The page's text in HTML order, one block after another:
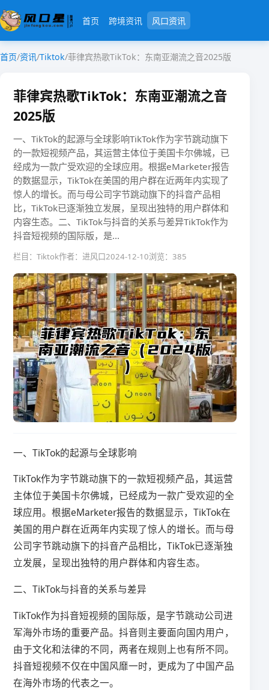
首页 跨境资讯 风口资讯
首页/资讯/Tiktok/菲律宾热歌TikTok：东南亚潮流之音2025版
菲律宾热歌TikTok：东南亚潮流之音
2025版
一、TikTok的起源与全球影响TikTok作为字节跳动旗下
的一款短视频产品，其运营主体位于美国卡尔佛城，已
经成为一款广受欢迎的全球应用。根据eMarketer报告
的数据显示，TikTok在美国的用户群在近两年内实现了
惊人的增长。而与母公司字节跳动旗下的抖音产品相
比，TikTok已逐渐独立发展，呈现出独特的用户群体和
内容生态。二、TikTok与抖音的关系与差异TikTok作为
抖音短视频的国际版，是...
栏目：Tiktok作者：进风口2024-12-10浏览：385
一、TikTok的起源与全球影响
TikTok作为字节跳动旗下的一款短视频产品，其运营
主体位于美国卡尔佛城，已经成为一款广受欢迎的全
球应用。根据eMarketer报告的数据显示，TikTok在
美国的用户群在近两年内实现了惊人的增长。而与母
公司字节跳动旗下的抖音产品相比，TikTok已逐渐独
立发展，呈现出独特的用户群体和内容生态。
二、TikTok与抖音的关系与差异
TikTok作为抖音短视频的国际版，是字节跳动公司进
军海外市场的重要产品。抖音则主要面向国内用户，
由于文化和法律的不同，两者在规则上也有所不同。
抖音短视频不仅在中国风靡一时，更成为了中国产品
在海外市场的代表之一。